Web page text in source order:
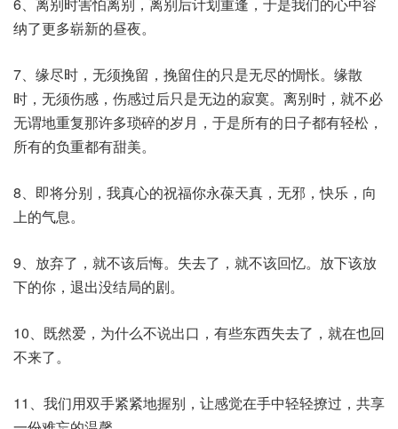
纳了更多崭新的昼夜。
7、缘尽时，无须挽留，挽留住的只是无尽的惆怅。缘散
时，无须伤感，伤感过后只是无边的寂寞。离别时，就不必
无谓地重复那许多琐碎的岁月，于是所有的日子都有轻松，
所有的负重都有甜美。
8、即将分别，我真心的祝福你永葆天真，无邪，快乐，向
上的气息。
9、放弃了，就不该后悔。失去了，就不该回忆。放下该放
下的你，退出没结局的剧。
10、既然爱，为什么不说出口，有些东西失去了，就在也回
不来了。
11、我们用双手紧紧地握别，让感觉在手中轻轻撩过，共享